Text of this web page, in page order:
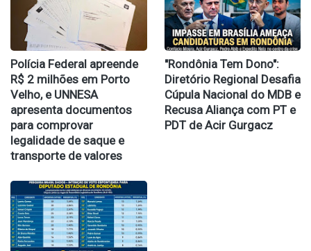
Polícia Federal apreende
R$ 2 milhões em Porto
Velho, e UNNESA
apresenta documentos
para comprovar
legalidade de saque e
transporte de valores
​"Rondônia Tem Dono":
Diretório Regional Desafia
Cúpula Nacional do MDB e
Recusa Aliança com PT e
PDT de Acir Gurgacz